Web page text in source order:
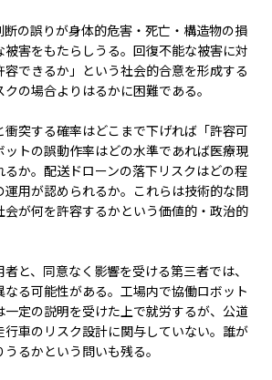
断の誤りが身体的危害・死亡・構造物の損
害をもたらしうる。回復不能な被害に対
容できるか」という社会的合意を形成する
の場合よりはるかに困難である。
衝突する確率はどこまで下げれば「許容可
トの誤動作率はどの水準であれば医療現
か。配送ドローンの落下リスクはどの程
運用が認められるか。これらは技術的な問
会が何を許容するかという価値的・政治的
と、同意なく影響を受ける第三者では、
る可能性がある。工場内で協働ロボット
一定の説明を受けた上で就労するが、公道
行車のリスク設計に関与していない。誰が
うるかという問いも残る。